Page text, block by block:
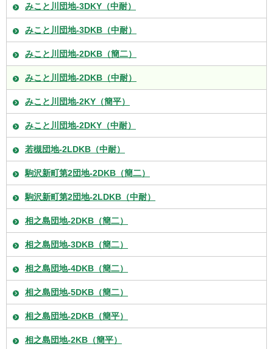
みこと川団地-3DKY（中耐）
みこと川団地-3DKB（中耐）
みこと川団地-2DKB（簡二）
みこと川団地-2DKB（中耐）
みこと川団地-2KY（簡平）
みこと川団地-2DKY（中耐）
若槻団地-2LDKB（中耐）
駒沢新町第2団地-2DKB（簡二）
駒沢新町第2団地-2LDKB（中耐）
相之島団地-2DKB（簡二）
相之島団地-3DKB（簡二）
相之島団地-4DKB（簡二）
相之島団地-5DKB（簡二）
相之島団地-2DKB（簡平）
相之島団地-2KB（簡平）